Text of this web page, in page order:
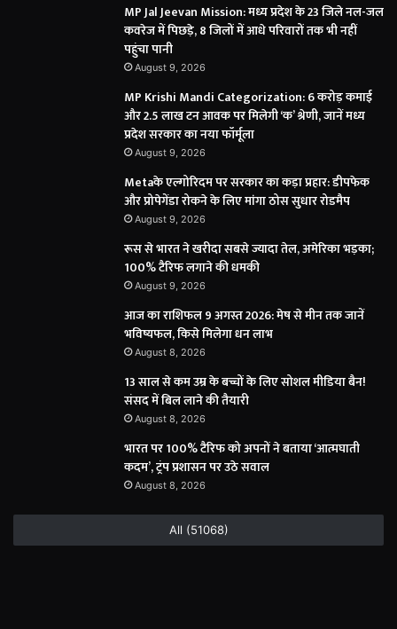
MP Jal Jeevan Mission: मध्य प्रदेश के 23 जिले नल-जल
कवरेज में पिछड़े, 8 जिलों में आधे परिवारों तक भी नहीं
पहुंचा पानी
August 9, 2026
MP Krishi Mandi Categorization: 6 करोड़ कमाई
और 2.5 लाख टन आवक पर मिलेगी ‘क’ श्रेणी, जानें मध्य
प्रदेश सरकार का नया फॉर्मूला
August 9, 2026
Metaके एल्गोरिदम पर सरकार का कड़ा प्रहार: डीपफेक
और प्रोपेगेंडा रोकने के लिए मांगा ठोस सुधार रोडमैप
August 9, 2026
रूस से भारत ने खरीदा सबसे ज्यादा तेल, अमेरिका भड़का;
100% टैरिफ लगाने की धमकी
August 9, 2026
आज का राशिफल 9 अगस्त 2026: मेष से मीन तक जानें
भविष्यफल, किसे मिलेगा धन लाभ
August 8, 2026
13 साल से कम उम्र के बच्चों के लिए सोशल मीडिया बैन!
संसद में बिल लाने की तैयारी
August 8, 2026
भारत पर 100% टैरिफ को अपनों ने बताया ‘आत्मघाती
कदम’, ट्रंप प्रशासन पर उठे सवाल
August 8, 2026
All (51068)